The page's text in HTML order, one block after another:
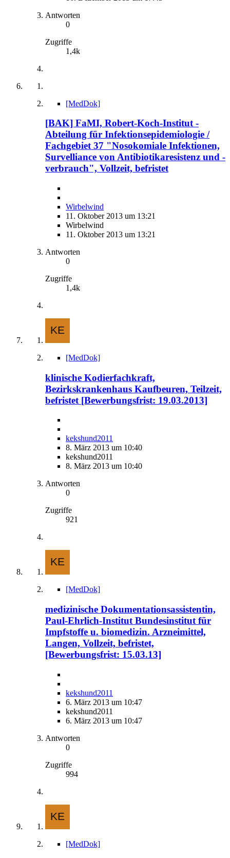
Antworten
0
Zugriffe
1,4k
[MedDok]
[BAK] FaMI, Robert-Koch-Institut -
Abteilung für Infektionsepidemiologie /
Fachgebiet 37 "Nosokomiale Infektionen,
Survelliance von Antibiotikaresistenz und -
verbrauch", Vollzeit, befristet
Wirbelwind
11. Oktober 2013 um 13:21
Wirbelwind
11. Oktober 2013 um 13:21
Antworten
0
Zugriffe
1,4k
[MedDok]
klinische Kodierfachkraft,
Bezirkskrankenhaus Kaufbeuren, Teilzeit,
befristet [Bewerbungsfrist: 19.03.2013]
kekshund2011
8. März 2013 um 10:40
kekshund2011
8. März 2013 um 10:40
Antworten
0
Zugriffe
921
[MedDok]
medizinische Dokumentationsassistentin,
Paul-Ehrlich-Institut Bundesinstitut für
Impfstoffe u. biomedizin. Arzneimittel,
Langen, Vollzeit, befristet,
[Bewerbungsfrist: 15.03.13]
kekshund2011
6. März 2013 um 10:47
kekshund2011
6. März 2013 um 10:47
Antworten
0
Zugriffe
994
[MedDok]